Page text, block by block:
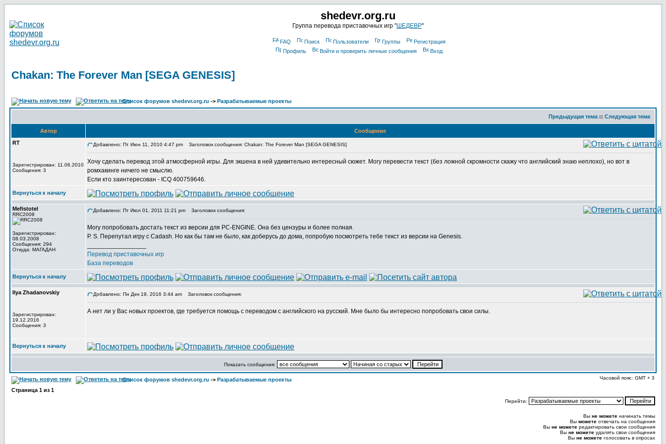
shedevr.org.ru
Группа перевода приставочных игр "ШЕДЕВР"
FAQ Поиск Пользователи Группы
Регистрация
Профиль
Войти и проверить личные сообщения Вход
Chakan: The Forever Man [SEGA GENESIS]
Список форумов shedevr.org.ru -> Разрабатываемые проекты
Предыдущая тема :: Следующая тема
Автор
Сообщение
RT
Зарегистрирован: 11.06.2010
Сообщения: 3
Добавлено: Пт Июн 11, 2010 4:47 pm Заголовок сообщения: Chakan: The Forever Man [SEGA GENESIS]
Хочу сделать перевод этой атмосферной игры. Для экшена в ней удивительно интересный сюжет. Могу перевести текст (без ложной скромности скажу что английский знаю неплохо), но вот в
ромхакинге ничего не смыслю.
Если кто заинтересован - ICQ 400759646.
Вернуться к началу
Mefistotel
RRC2008
Зарегистрирован:
08.03.2008
Сообщения: 294
Откуда: МАГАДАН
Добавлено: Пт Июл 01, 2011 11:21 pm Заголовок сообщения:
Могу попробовать достать текст из версии для PC-ENGINE. Она без цензуры и более полная.
P. S. Перепутал игру с Cadash. Но как бы там не было, как доберусь до дома, попробую посмотреть тебе текст из версии на Genesis.
Перевод приставочных игр
База переводов
Вернуться к началу
Ilya Zhadanovskiy
Зарегистрирован:
19.12.2016
Сообщения: 3
Добавлено: Пн Дек 19, 2016 3:44 am Заголовок сообщения:
А нет ли у Вас новых проектов, где требуется помощь с переводом с английского на русский. Мне было бы интересно попробовать свои силы.
Вернуться к началу
Показать сообщения:
Список форумов shedevr.org.ru -> Разрабатываемые проекты Часовой пояс: GMT + 3
Страница 1 из 1
Перейти:
Вы не можете начинать темы
Вы можете отвечать на сообщения
Вы не можете редактировать свои сообщения
Вы не можете удалять свои сообщения
Вы не можете голосовать в опросах